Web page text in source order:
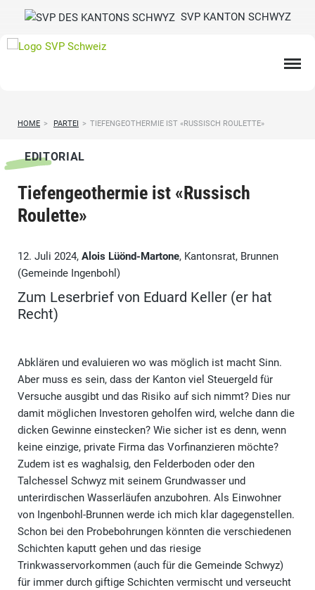
SVP KANTON SCHWYZ
HOME > PARTEI > TIEFENGEOTHERMIE IST «RUSSISCH ROULETTE»
EDITORIAL
Tiefengeothermie ist «Russisch
Roulette»
12. Juli 2024, Alois Lüönd-Martone, Kantonsrat, Brunnen
(Gemeinde Ingenbohl)
Zum Leserbrief von Eduard Keller (er hat
Recht)
Abklären und evaluieren wo was möglich ist macht Sinn.
Aber muss es sein, dass der Kanton viel Steuergeld für
Versuche ausgibt und das Risiko auf sich nimmt? Dies nur
damit möglichen Investoren geholfen wird, welche dann die
dicken Gewinne einstecken? Wie sicher ist es denn, wenn
keine einzige, private Firma das Vorfinanzieren möchte?
Zudem ist es waghalsig, den Felderboden oder den
Talchessel Schwyz mit seinem Grundwasser und
unterirdischen Wasserläufen anzubohren. Als Einwohner
von Ingenbohl-Brunnen werde ich mich klar dagegenstellen.
Schon bei den Probebohrungen könnten die verschiedenen
Schichten kaputt gehen und das riesige
Trinkwasservorkommen (auch für die Gemeinde Schwyz)
für immer durch giftige Schichten vermischt und verseucht